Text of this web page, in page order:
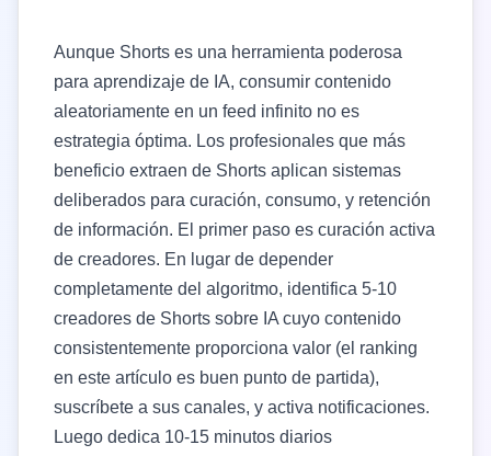
Aunque Shorts es una herramienta poderosa
para aprendizaje de IA, consumir contenido
aleatoriamente en un feed infinito no es
estrategia óptima. Los profesionales que más
beneficio extraen de Shorts aplican sistemas
deliberados para curación, consumo, y retención
de información. El primer paso es curación activa
de creadores. En lugar de depender
completamente del algoritmo, identifica 5-10
creadores de Shorts sobre IA cuyo contenido
consistentemente proporciona valor (el ranking
en este artículo es buen punto de partida),
suscríbete a sus canales, y activa notificaciones.
Luego dedica 10-15 minutos diarios